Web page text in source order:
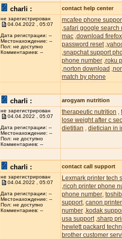
charli : contact help center
не зарегистрирован
04.04.2022 , 05:07
Дата регистрации: --
Местонахождение: --
Пол: не доступно
Комментариев: --
mcafee phone
safari google search
mac download
password reset
snapchat support
phone number roku
norton download
match by phone
charli : arogyam nutrition
не зарегистрирован
04.04.2022 , 05:07
Дата регистрации: --
Местонахождение: --
Пол: не доступно
Комментариев: --
therapeutic nutrition
lose weight after c
dietitian
dietician in
charli : contact call support
не зарегистрирован
04.04.2022 , 05:07
Дата регистрации: --
Местонахождение: --
Пол: не доступно
Комментариев: --
Lexmark printer tech
ricoh printer phone
phone number
support canon
number kodak
usa support sharp
hewlett packard
brother customer